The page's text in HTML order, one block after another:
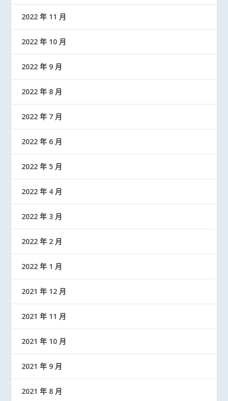
2022 年 11 月
2022 年 10 月
2022 年 9 月
2022 年 8 月
2022 年 7 月
2022 年 6 月
2022 年 5 月
2022 年 4 月
2022 年 3 月
2022 年 2 月
2022 年 1 月
2021 年 12 月
2021 年 11 月
2021 年 10 月
2021 年 9 月
2021 年 8 月